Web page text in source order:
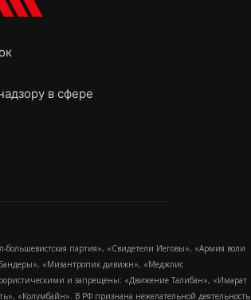
в сфере
партия», «Свидетели Иеговы», «Армия воли
«Мизантропик дивижн», «Меджлис
и запрещены: «Движение Талибан», «Имарат
«Колумбайн». В РФ признана нежелательной деятельность